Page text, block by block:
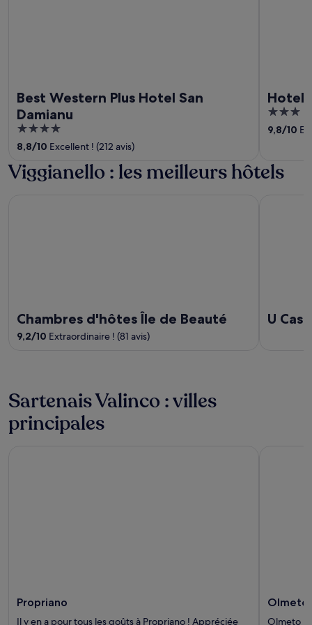
Best Western Plus Hotel San
Damianu
4
out
5
8,8/10 Excellent ! (212 avis)
Hotel
3
out
9,8/10
Viggianello : les meilleurs hôtels
Chambres d'hôtes Île de Beauté
9,2/10 Extraordinaire ! (81 avis)
U
Sartenais Valinco : villes
principales
Propriano
Il y en a pour tous les goûts à Propriano ! Appréciée
Olmeto
Olmeto